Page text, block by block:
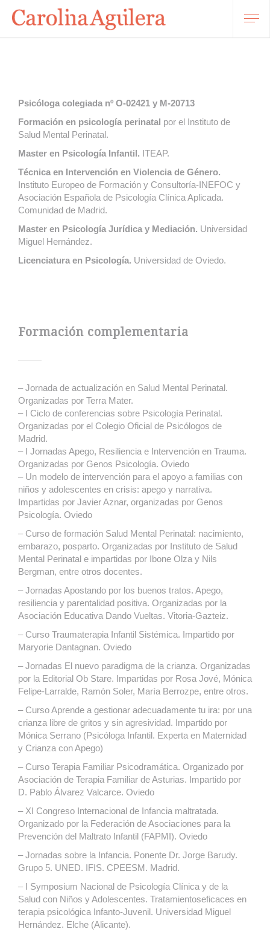
Psicóloga colegiada nº O-02421 y M-20713
Formación en psicología perinatal por el Instituto de
Salud Mental Perinatal.
Master en Psicología Infantil. ITEAP.
Técnica en Intervención en Violencia de Género.
Instituto Europeo de Formación y Consultoría-INEFOC y
Asociación Española de Psicología Clínica Aplicada.
Comunidad de Madrid.
Master en Psicología Jurídica y Mediación. Universidad
Miguel Hernández.
Licenciatura en Psicología. Universidad de Oviedo.
Formación complementaria
– Jornada de actualización en Salud Mental Perinatal.
Organizadas por Terra Mater.
– I Ciclo de conferencias sobre Psicología Perinatal.
Organizadas por el Colegio Oficial de Psicólogos de
Madrid.
– I Jornadas Apego, Resiliencia e Intervención en Trauma.
Organizadas por Genos Psicología. Oviedo
– Un modelo de intervención para el apoyo a familias con
niños y adolescentes en crisis: apego y narrativa.
Impartidas por Javier Aznar, organizadas por Genos
Psicología. Oviedo
– Curso de formación Salud Mental Perinatal: nacimiento,
embarazo, posparto. Organizadas por Instituto de Salud
Mental Perinatal e impartidas por Ibone Olza y Nils
Bergman, entre otros docentes.
– Jornadas Apostando por los buenos tratos. Apego,
resiliencia y parentalidad positiva. Organizadas por la
Asociación Educativa Dando Vueltas. Vitoria-Gazteiz.
– Curso Traumaterapia Infantil Sistémica. Impartido por
Maryorie Dantagnan. Oviedo
– Jornadas El nuevo paradigma de la crianza. Organizadas
por la Editorial Ob Stare. Impartidas por Rosa Jové, Mónica
Felipe-Larralde, Ramón Soler, María Berrozpe, entre otros.
– Curso Aprende a gestionar adecuadamente tu ira: por una
crianza libre de gritos y sin agresividad. Impartido por
Mónica Serrano (Psicóloga Infantil. Experta en Maternidad
y Crianza con Apego)
– Curso Terapia Familiar Psicodramática. Organizado por
Asociación de Terapia Familiar de Asturias. Impartido por
D. Pablo Álvarez Valcarce. Oviedo
– XI Congreso Internacional de Infancia maltratada.
Organizado por la Federación de Asociaciones para la
Prevención del Maltrato Infantil (FAPMI). Oviedo
– Jornadas sobre la Infancia. Ponente Dr. Jorge Barudy.
Grupo 5. UNED. IFIS. CPEESM. Madrid.
– I Symposium Nacional de Psicología Clínica y de la
Salud con Niños y Adolescentes. Tratamientoseficaces en
terapia psicológica Infanto-Juvenil. Universidad Miguel
Hernández. Elche (Alicante).